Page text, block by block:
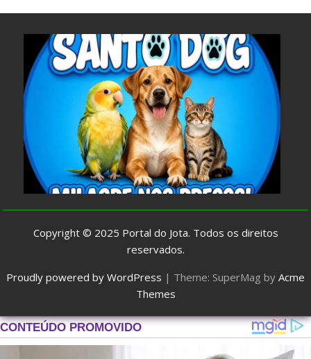
Copyright © 2025 Portal do Jota. Todos os direitos
reservados.
Proudly powered by WordPress | Theme: SuperMag by Acme
Themes